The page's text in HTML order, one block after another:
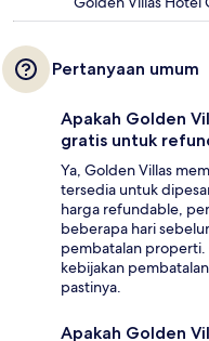
Pertanyaan umum
Apakah Golden
gratis untuk
Ya, Golden Villas
tersedia untuk
harga refundable,
beberapa hari
pembatalan properti.
kebijakan
pastinya.
Apakah Golden